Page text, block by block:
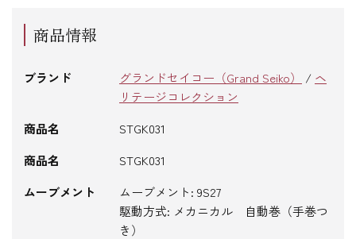
商品情報
ブランド グランドセイコー（Grand Seiko） / ヘ
リテージコレクション
商品名
STGK031
商品名
STGK031
ムーブメント
ムーブメント: 9S27
駆動方式: メカニカル 自動巻（手巻つ
き）